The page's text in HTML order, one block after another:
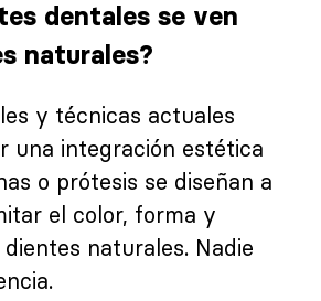
dentales se ven
naturales?
y técnicas actuales
una integración estética
o prótesis se diseñan a
el color, forma y
naturales. Nadie